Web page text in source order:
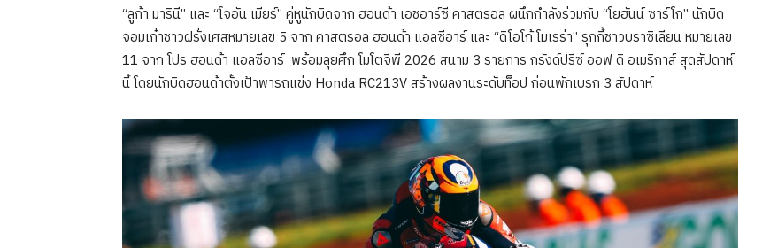
“ลูก้า มารินี” และ “โจอัน เมียร์” คู่หูนักบิดจาก ฮอนด้า เอชอาร์ซี คาสตรอล ผนึกกำลังร่วมกับ “โยฮันน์ ซาร์โก” นักบิด
จอมเก๋าชาวฝรั่งเศสหมายเลข 5 จาก คาสตรอล ฮอนด้า แอลซีอาร์ และ “ดิโอโก้ โมเรร่า” รุกกี้ชาวบราซิเลียน หมายเลข
11 จาก โปร ฮอนด้า แอลซีอาร์ พร้อมลุยศึก โมโตจีพี 2026 สนาม 3 รายการ กรังด์ปรีซ์ ออฟ ดิ อเมริกาส์ สุดสัปดาห์
นี้ โดยนักบิดฮอนด้าตั้งเป้าพารถแข่ง Honda RC213V สร้างผลงานระดับท็อป ก่อนพักเบรก 3 สัปดาห์